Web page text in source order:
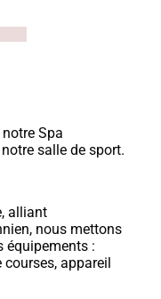
Spa
salle de sport.
alliant
nous mettons
équipements :
appareil